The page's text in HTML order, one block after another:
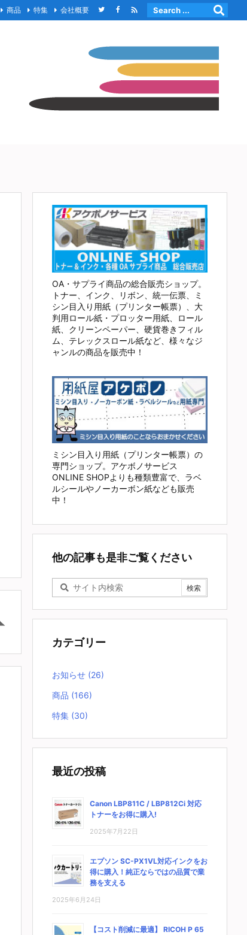
商品 特集 会社概要 
OA・サプライ商品の総合販売ショップ。
トナー、インク、リボン、統一伝票、ミ
シン目入り用紙（プリンター帳票）、大
判用ロール紙・プロッター用紙、ロール
紙、クリーンペーパー、硬貨巻きフィル
ム、テレックスロール紙など、様々なジ
ャンルの商品を販売中！
ミシン目入り用紙（プリンター帳票）の
専門ショップ。アケボノサービス
ONLINE SHOPよりも種類豊富で、ラベ
ルシールやノーカーボン紙なども販売
中！
他の記事も是非ご覧ください
カテゴリー
お知らせ (26)
商品 (166)
特集 (30)
最近の投稿
Canon LBP811C / LBP812Ci 対応
トナーをお得に購入!
2025年7月22日
エプソン SC-PX1VL対応インクをお
得に購入！純正ならではの品質で業
務を支える
2025年6月24日
【コスト削減に最適】 RICOH P 65